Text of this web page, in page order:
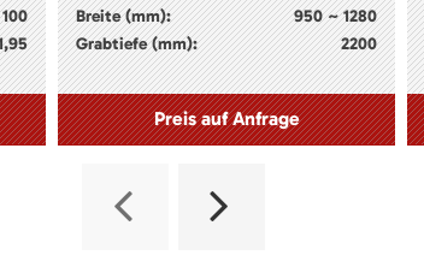
Breite (mm):
950 ~ 1280
Grabtiefe (mm):
2200
Preis auf Anfrage